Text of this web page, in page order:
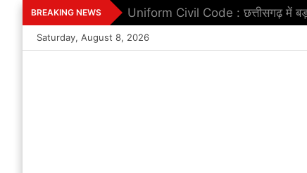
Skip
to
content
BREAKING NEWS Uniform Civil Code : छत्तीसगढ़ में
Saturday, August 8, 2026